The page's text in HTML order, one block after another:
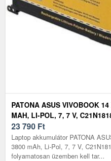
PATONA ASUS VIVOBOOK
MAH, LI-POL, 7, 7 V,
23 790 Ft
Laptop akkumulátor PATONA
3800 mAh, Li-Pol, 7, 7 V,
folyamatosan üzemben kell tar...